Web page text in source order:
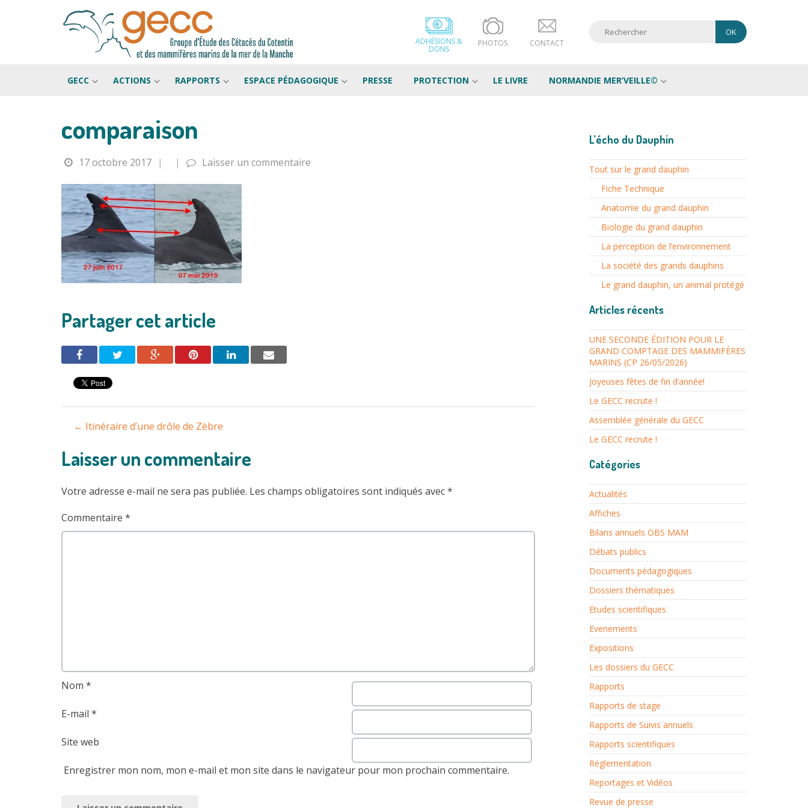
ADHÉSIONS &
DONS
PHOTOS CONTACT
GECC ACTIONS RAPPORTS ESPACE PÉDAGOGIQUE PRESSE PROTECTION LE LIVRE NORMANDIE MER’VEILLE©
comparaison
17 octobre 2017 | | Laisser un commentaire
Partager cet article
Navigation
entre
articles
← Itinéraire d’une drôle de Zèbre
Laisser un commentaire
Votre adresse e-mail ne sera pas publiée. Les champs obligatoires sont indiqués avec*
Commentaire *
Nom *
E-mail *
Site web
Enregistrer mon nom, mon e-mail et mon site dans le navigateur pour mon prochain commentaire.
L’écho du Dauphin
Tout sur le grand dauphin
Fiche Technique
Anatomie du grand dauphin
Biologie du grand dauphin
La perception de l’environnement
La société des grands dauphins
Le grand dauphin, un animal protégé
Articles récents
UNE SECONDE ÉDITION POUR LE
GRAND COMPTAGE DES MAMMIFÈRES
MARINS (CP 26/05/2026)
Joyeuses fêtes de fin d’année!
Le GECC recrute !
Assemblée générale du GECC
Le GECC recrute !
Catégories
Actualités
Affiches
Bilans annuels OBS MAM
Débats publics
Documents pédagogiques
Dossiers thématiques
Etudes scientifiques
Evenements
Expositions
Les dossiers du GECC
Rapports
Rapports de stage
Rapports de Suivis annuels
Rapports scientifiques
Réglementation
Reportages et Vidéos
Revue de presse